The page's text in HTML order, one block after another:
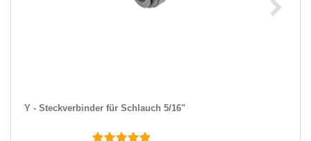
Y - Steckverbinder für Schlauch 5/16"